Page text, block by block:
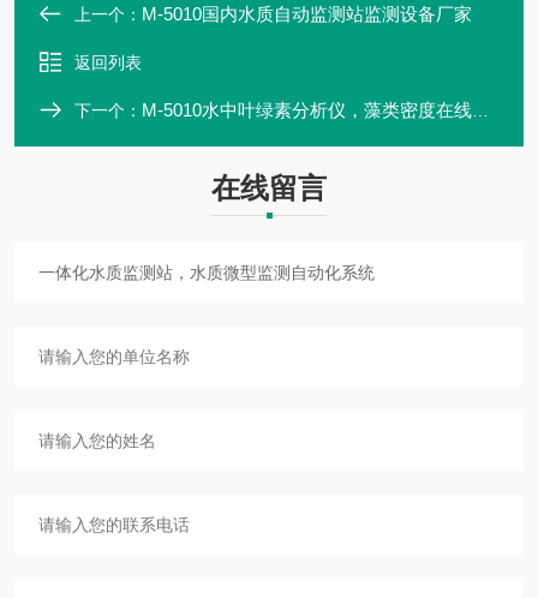
上一个： M-5010国内水质自动监测站监测设备厂家
返回列表
下一个： M-5010水中叶绿素分析仪，藻类密度在线监测仪
在线留言